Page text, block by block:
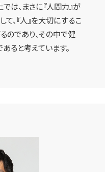
は、まさに『人間力』が
、『人』を大切にするこ
のであり、その中で健
ると考えています。